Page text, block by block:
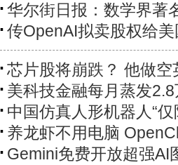
华尔街日报：数学界著
传OpenAI拟卖股权给
芯片股将崩跌？ 他做空
美科技金融每月蒸发
中国仿真人形机器人“
养龙虾不用电脑
Gemini免费开放超强AI